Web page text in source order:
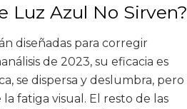
Luz Azul No Sirven?
diseñadas para corregir
de 2023, su eficacia es
se dispersa y deslumbra, pero
fatiga visual. El resto de las